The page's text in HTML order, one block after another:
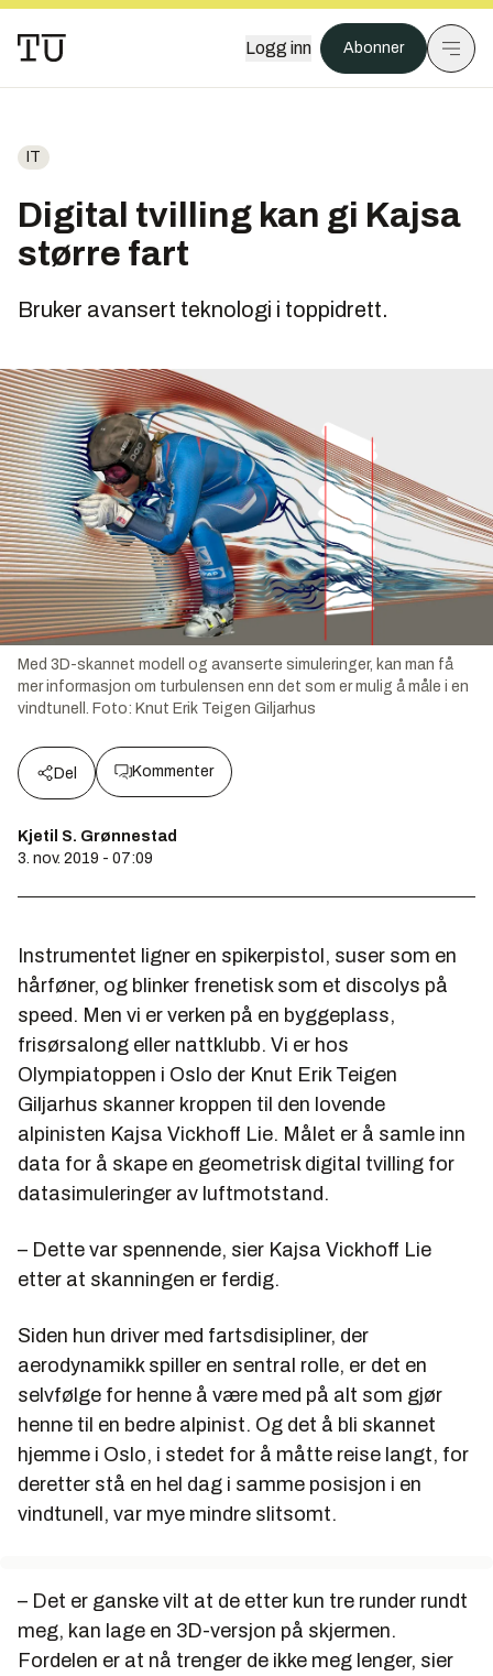
Logg inn Abonner
IT
Digital tvilling kan gi Kajsa
større fart
Bruker avansert teknologi i toppidrett.
Med 3D-skannet modell og avanserte simuleringer, kan man få
mer informasjon om turbulensen enn det som er mulig å måle i en
vindtunell. Foto: Knut Erik Teigen Giljarhus
Del Kommenter
Kjetil S. Grønnestad
3. nov. 2019 - 07:09
Instrumentet ligner en spikerpistol, suser som en
hårføner, og blinker frenetisk som et discolys på
speed. Men vi er verken på en byggeplass,
frisørsalong eller nattklubb. Vi er hos
Olympiatoppen i Oslo der Knut Erik Teigen
Giljarhus skanner kroppen til den lovende
alpinisten Kajsa Vickhoff Lie. Målet er å samle inn
data for å skape en geometrisk digital tvilling for
datasimuleringer av luftmotstand.
– Dette var spennende, sier Kajsa Vickhoff Lie
etter at skanningen er ferdig.
Siden hun driver med fartsdisipliner, der
aerodynamikk spiller en sentral rolle, er det en
selvfølge for henne å være med på alt som gjør
henne til en bedre alpinist. Og det å bli skannet
hjemme i Oslo, i stedet for å måtte reise langt, for
deretter stå en hel dag i samme posisjon i en
vindtunell, var mye mindre slitsomt.
– Det er ganske vilt at de etter kun tre runder rundt
meg, kan lage en 3D-versjon på skjermen.
Fordelen er at nå trenger de ikke meg lenger, sier